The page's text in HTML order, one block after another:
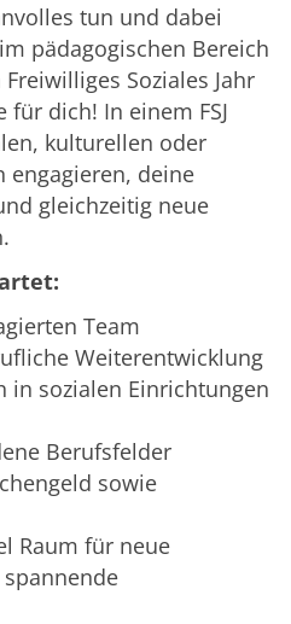
tun und dabei
pädagogischen Bereich
Soziales Jahr
für dich! In einem FSJ
kulturellen oder
engagieren, deine
gleichzeitig neue
Team
Weiterentwicklung
in sozialen Einrichtungen
Berufsfelder
sowie
Raum für neue